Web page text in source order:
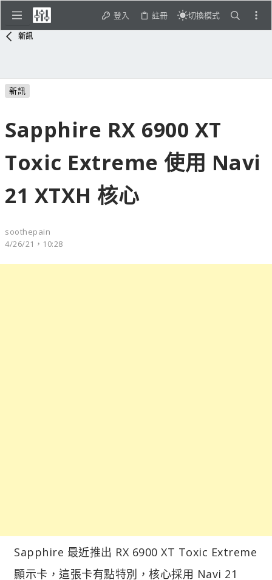
登入 註冊 切換模式
新訊
新訊
Sapphire RX 6900 XT
Toxic Extreme 使用 Navi
21 XTXH 核心
soothepain
4/26/21，10:28
Sapphire 最近推出 RX 6900 XT Toxic Extreme
顯示卡，這張卡有點特別，核心採用 Navi 21